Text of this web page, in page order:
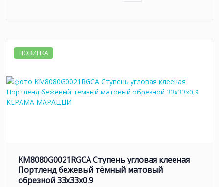
НОВИНКА
KM8080G0021RGCA Ступень угловая клееная
Портленд бежевый тёмный матовый
обрезной 33x33x0,9